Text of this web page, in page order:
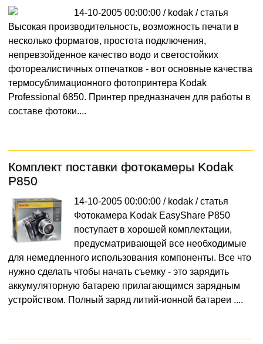
14-10-2005 00:00:00 / kodak /статья
Высокая производительность, возможность печати в
несколько форматов, простота подключения,
непревзойденное качество водо и светостойких
фотореалистичных отпечатков - вот основные качества
термосублимационного фотопринтера Kodak
Professional 6850. Принтер предназначен для работы в
составе фотоки....
Комплект поставки фотокамеры Kodak
P850
14-10-2005 00:00:00 / kodak /статья
Фотокамера Kodak EasyShare P850
поступает в хорошей комплектации,
предусматривающей все необходимые
для немедленного использования компоненты. Все что
нужно сделать чтобы начать съемку - это зарядить
аккумуляторную батарею прилагающимся зарядным
устройством. Полный заряд литий-ионной батареи ....